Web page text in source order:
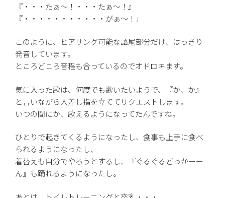
『・・・たぁ〜！・・・たぁ〜！』
『・・・・・・・・・・・がぁ〜！」
このように、ヒアリング可能な語尾部分だけ、はっきり
発音しています。
ところどころ音程も合っているのでオドロキます。
気に入った歌は、何度でも歌いたいようで、『か、か』
と言いながら人差し指を立ててリクエストします。
いつの間にか、歌えるようになってたんですね。
ひとりで起きてくるようになったし、食事も上手に食べ
られるようになったし、
着替えも自分でやろうとするし、『ぐるぐるどっかーー
ん』も踊れるようになったし。